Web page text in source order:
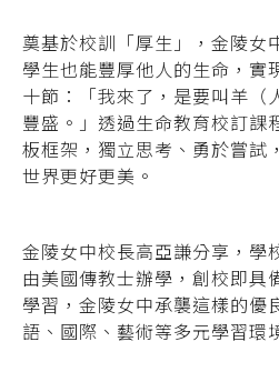
奠基於校訓「厚生」，金陵女
學生也能豐厚他人的生命，實
十節：「我來了，是要叫羊（
豐盛。」透過生命教育校訂課
板框架，獨立思考、勇於嘗試
世界更好更美。
金陵女中校長高亞謙分享，學
由美國傳教士辦學，創校即具
學習，金陵女中承襲這樣的優
語、國際、藝術等多元學習環